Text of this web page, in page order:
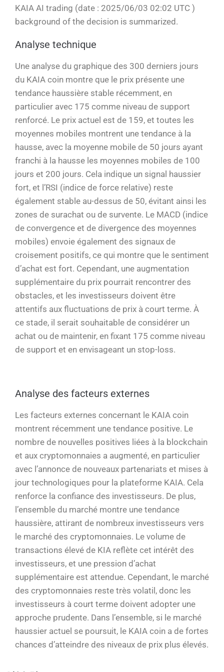
KAIA AI trading (date : 2025/06/03 02:02 UTC )
background of the decision is summarized.
Analyse technique
Une analyse du graphique des 300 derniers jours
du KAIA coin montre que le prix présente une
tendance haussière stable récemment, en
particulier avec 175 comme niveau de support
renforcé. Le prix actuel est de 159, et toutes les
moyennes mobiles montrent une tendance à la
hausse, avec la moyenne mobile de 50 jours ayant
franchi à la hausse les moyennes mobiles de 100
jours et 200 jours. Cela indique un signal haussier
fort, et l’RSI (indice de force relative) reste
également stable au-dessus de 50, évitant ainsi les
zones de surachat ou de survente. Le MACD (indice
de convergence et de divergence des moyennes
mobiles) envoie également des signaux de
croisement positifs, ce qui montre que le sentiment
d’achat est fort. Cependant, une augmentation
supplémentaire du prix pourrait rencontrer des
obstacles, et les investisseurs doivent être
attentifs aux fluctuations de prix à court terme. À
ce stade, il serait souhaitable de considérer un
achat ou de maintenir, en fixant 175 comme niveau
de support et en envisageant un stop-loss.
Analyse des facteurs externes
Les facteurs externes concernant le KAIA coin
montrent récemment une tendance positive. Le
nombre de nouvelles positives liées à la blockchain
et aux cryptomonnaies a augmenté, en particulier
avec l’annonce de nouveaux partenariats et mises à
jour technologiques pour la plateforme KAIA. Cela
renforce la confiance des investisseurs. De plus,
l’ensemble du marché montre une tendance
haussière, attirant de nombreux investisseurs vers
le marché des cryptomonnaies. Le volume de
transactions élevé de KIA reflète cet intérêt des
investisseurs, et une pression d’achat
supplémentaire est attendue. Cependant, le marché
des cryptomonnaies reste très volatil, donc les
investisseurs à court terme doivent adopter une
approche prudente. Dans l’ensemble, si le marché
haussier actuel se poursuit, le KAIA coin a de fortes
chances d’atteindre des niveaux de prix plus élevés.